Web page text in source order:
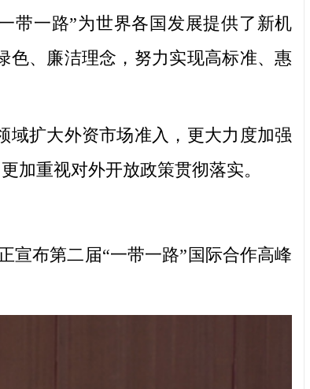
带一路”为世界各国发展提供了新机
色、廉洁理念，努力实现高标准、惠
扩大外资市场准入，更大力度加强
加重视对外开放政策贯彻落实。
布第二届“一带一路”国际合作高峰